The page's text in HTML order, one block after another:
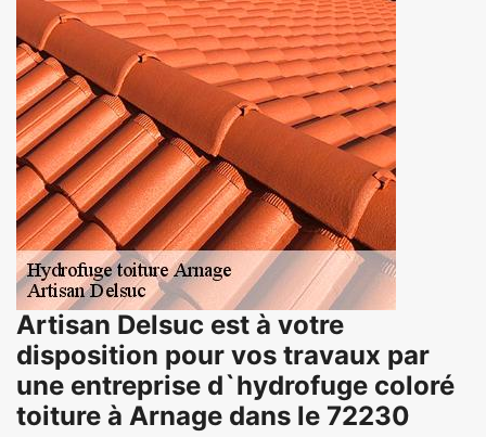
Artisan Delsuc est à votre
disposition pour vos travaux par
une entreprise d`hydrofuge coloré
toiture à Arnage dans le 72230